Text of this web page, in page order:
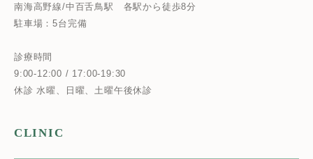
南海高野線/中百舌鳥駅 各駅から徒歩8分
駐車場：5台完備
診療時間
9:00-12:00 / 17:00-19:30
休診 水曜、日曜、土曜午後休診
CLINIC